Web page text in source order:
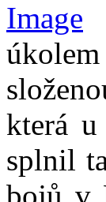
která
splnil